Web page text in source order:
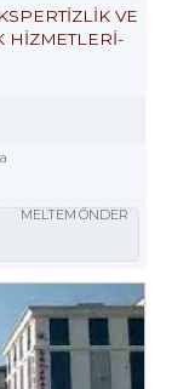
VE
HİZMETLERİ-
MELTEM ÖNDER